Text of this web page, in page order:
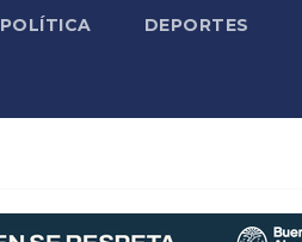
POLÍTICA DEPORTES